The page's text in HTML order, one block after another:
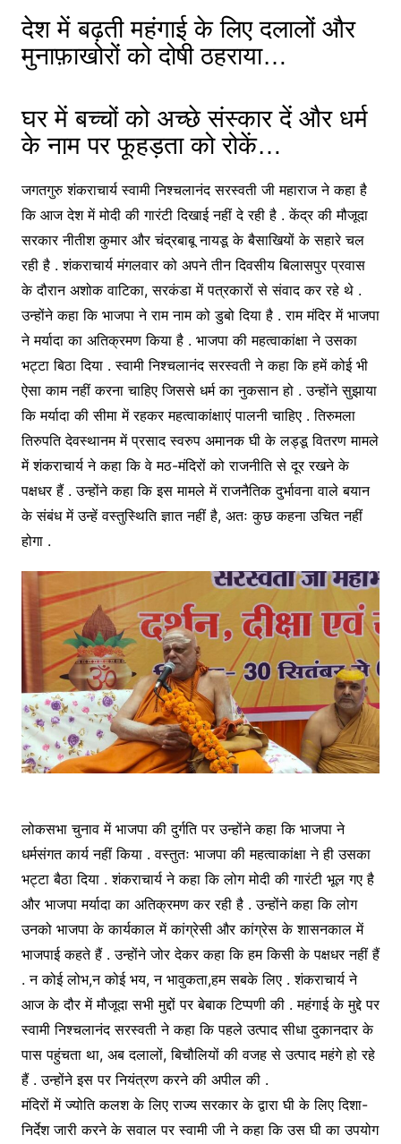
c
e
b
o
o
k
itt
er
ai
l
p
y
Li
n
k
e
gr
a
m
s
s
e
n
g
er
ar
e
देश में बढ़ती महंगाई के लिए दलालों और
मुनाफ़ाखोरों को दोषी ठहराया…
घर में बच्चों को अच्छे संस्कार दें और धर्म
के नाम पर फूहड़ता को रोकें…
जगतगुरु शंकराचार्य स्वामी निश्चलानंद सरस्वती जी महाराज ने कहा है
कि आज देश में मोदी की गारंटी दिखाई नहीं दे रही है . केंद्र की मौजूदा
सरकार नीतीश कुमार और चंद्रबाबू नायडू के बैसाखियों के सहारे चल
रही है . शंकराचार्य मंगलवार को अपने तीन दिवसीय बिलासपुर प्रवास
के दौरान अशोक वाटिका, सरकंडा में पत्रकारों से संवाद कर रहे थे .
उन्होंने कहा कि भाजपा ने राम नाम को डुबो दिया है . राम मंदिर में भाजपा
ने मर्यादा का अतिक्रमण किया है . भाजपा की महत्वाकांक्षा ने उसका
भट्टा बिठा दिया . स्वामी निश्चलानंद सरस्वती ने कहा कि हमें कोई भी
ऐसा काम नहीं करना चाहिए जिससे धर्म का नुकसान हो . उन्होंने सुझाया
कि मर्यादा की सीमा में रहकर महत्वाकांक्षाएं पालनी चाहिए . तिरुमला
तिरुपति देवस्थानम में प्रसाद स्वरुप अमानक घी के लड्डू वितरण मामले
में शंकराचार्य ने कहा कि वे मठ-मंदिरों को राजनीति से दूर रखने के
पक्षधर हैं . उन्होंने कहा कि इस मामले में राजनैतिक दुर्भावना वाले बयान
के संबंध में उन्हें वस्तुस्थिति ज्ञात नहीं है, अतः कुछ कहना उचित नहीं
होगा .
लोकसभा चुनाव में भाजपा की दुर्गति पर उन्होंने कहा कि भाजपा ने
धर्मसंगत कार्य नहीं किया . वस्तुतः भाजपा की महत्वाकांक्षा ने ही उसका
भट्टा बैठा दिया . शंकराचार्य ने कहा कि लोग मोदी की गारंटी भूल गए है
और भाजपा मर्यादा का अतिक्रमण कर रही है . उन्होंने कहा कि लोग
उनको भाजपा के कार्यकाल में कांग्रेसी और कांग्रेस के शासनकाल में
भाजपाई कहते हैं . उन्होंने जोर देकर कहा कि हम किसी के पक्षधर नहीं हैं
. न कोई लोभ,न कोई भय, न भावुकता,हम सबके लिए . शंकराचार्य ने
आज के दौर में मौजूदा सभी मुद्दों पर बेबाक टिप्पणी की . महंगाई के मुद्दे पर
स्वामी निश्चलानंद सरस्वती ने कहा कि पहले उत्पाद सीधा दुकानदार के
पास पहुंचता था, अब दलालों, बिचौलियों की वजह से उत्पाद महंगे हो रहे
हैं . उन्होंने इस पर नियंत्रण करने की अपील की .
मंदिरों में ज्योति कलश के लिए राज्य सरकार के द्वारा घी के लिए दिशा-
निर्देश जारी करने के सवाल पर स्वामी जी ने कहा कि उस घी का उपयोग